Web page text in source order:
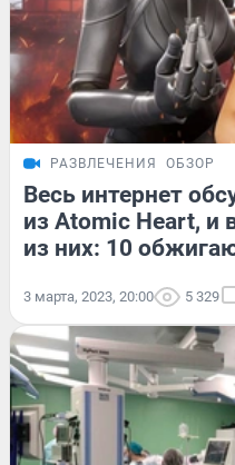
РАЗВЛЕЧЕНИЯ ОБЗОР
Весь интернет
из Atomic Heart, и
из них: 10
3 марта, 2023, 20:00 5 329